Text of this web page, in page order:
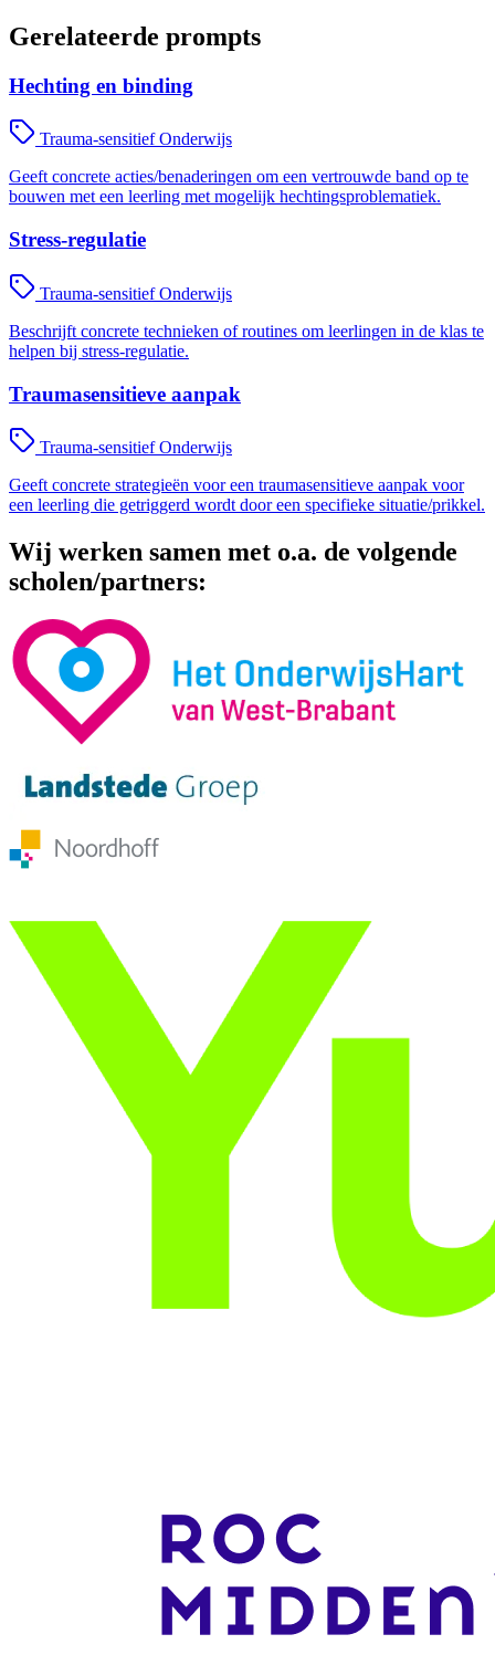
Gerelateerde prompts
Hechting en binding
Trauma-sensitief Onderwijs
Geeft concrete acties/benaderingen om een vertrouwde band op te
bouwen met een leerling met mogelijk hechtingsproblematiek.
Stress-regulatie
Trauma-sensitief Onderwijs
Beschrijft concrete technieken of routines om leerlingen in de klas te
helpen bij stress-regulatie.
Traumasensitieve aanpak
Trauma-sensitief Onderwijs
Geeft concrete strategieën voor een traumasensitieve aanpak voor
een leerling die getriggerd wordt door een specifieke situatie/prikkel.
Wij werken samen met o.a. de volgende
scholen/partners: